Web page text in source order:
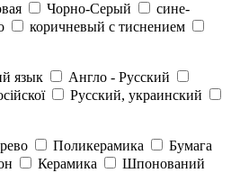
Чорно-Серый
сине-
коричневый с тиснением
язык
Англо - Русский
Русский, украинский
Поликерамика
Бумага
Керамика
Шпонований